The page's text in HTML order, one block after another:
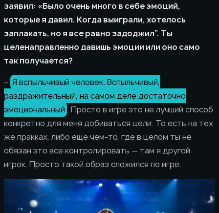
заявил: «Было очень много в себе эмоций,
которые я давил. Когда выиграли, хотелось
заплакать, но я все равно задоджил”. Ты
целенаправленно давишь эмоции или оно само
так получается?
– Я вспыльчивый человек. Вспыльчивый,
раздражительный, на самом деле достаточно
эмоциональный . Просто в игре это не лучший способ
конкретно для меня добиваться цели. То есть на тех
же пракках, либо еще чем-то, где в целом ты не
обязан это все контролировать — там я другой
игрок. Просто такой образ сложился по игре.